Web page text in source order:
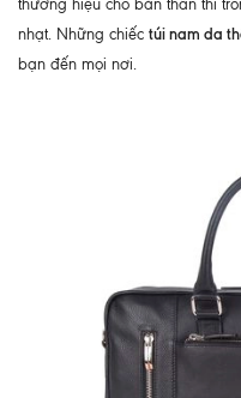
thương hiệu cho bản thân thì
nhạt. Những chiếc túi nam da
bạn đến mọi nơi.